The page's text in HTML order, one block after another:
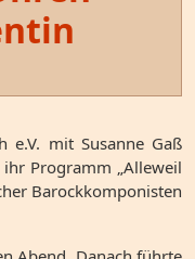
e.V. mit Susanne Gaß
Programm „Alleweil
Barockkomponisten